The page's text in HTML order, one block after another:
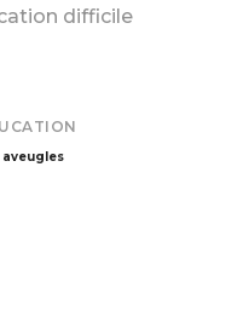
difficile